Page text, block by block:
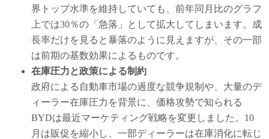
界トップ水準を維持していても、前年同月比のグラフ
上では30％の「急落」として拡大してしまいます。成
長率だけを見ると暴落のように見えますが、その一部
は前期の基数効果によるものです。
在庫圧力と政策による制約
政府による自動車市場の過度な競争規制や、大量のデ
ィーラー在庫圧力を背景に、価格攻勢で知られる
BYDは最近マーケティング戦略を変更しました。10
月は販促を縮小し、一部ディーラーは在庫消化に転じ